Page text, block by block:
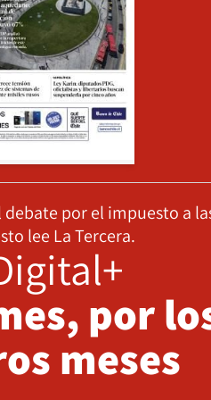
por el impuesto a
lee La Tercera.
por
meses